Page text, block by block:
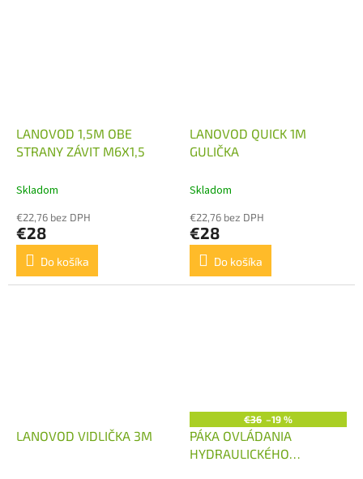
LANOVOD 1,5M OBE
STRANY ZÁVIT M6X1,5
Skladom
€22,76 bez DPH
€28
Do košíka
LANOVOD QUICK 1M
GULIČKA
Skladom
€22,76 bez DPH
€28
Do košíka
LANOVOD VIDLIČKA 3M
€36 –19 %
PÁKA OVLÁDANIA
HYDRAULICKÉHO